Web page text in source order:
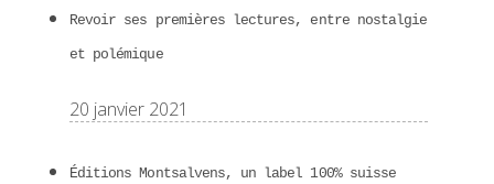
Revoir ses premières lectures, entre nostalgie
et polémique
20 janvier 2021
Éditions Montsalvens, un label 100% suisse